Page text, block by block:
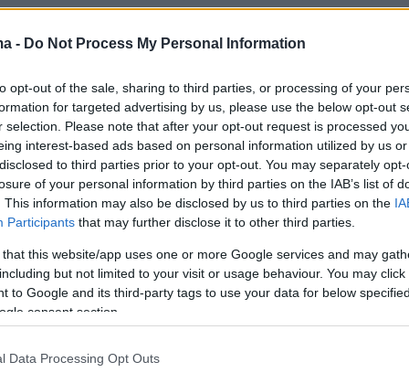
- Do Not Process My Personal Information
opt-out of the sale, sharing to third parties, or processing of your
for targeted advertising by us, please use the below opt-out
selection. Please note that after your opt-out request is processed
interest-based ads based on personal information utilized by us
to third parties prior to your opt-out. You may separately
of your personal information by third parties on the IAB’s list of
This information may also be disclosed by us to third parties on the
Participants that may further disclose it to other third parties.
that this website/app uses one or more Google services and may
but not limited to your visit or usage behaviour. You may
to Google and its third-party tags to use your data for below
consent section.
Data Processing Opt Outs
Γιάννη Χρηστίδη, καθώς και τη Χριστίνα
Παύλο Σταματόπουλο, εισήλθε στην
της για τη συνεπιμέλεια των δύο παιδιών
επέλεξε να μην κάνει δηλώσεις, αλλά
στο να στείλει φιλιά στην εκπομπή Super
v-d8ucjg3t1l09)
, ο οποίος αναφέρθηκε στο πρώην